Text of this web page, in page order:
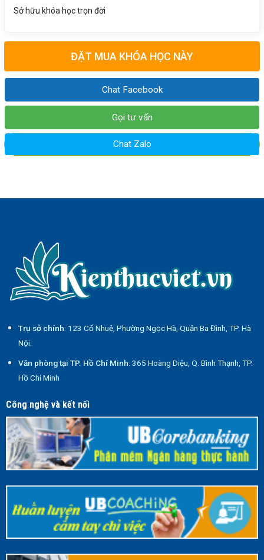
Sở hữu khóa học trọn đời
ĐẶT MUA KHÓA HỌC NÀY
Chat Facebook
Gọi tư vấn
Chat Zalo
Trụ sở chính: 123 Cổ Nhuệ, Phường Ngọc Hà, Quận Ba Đình, TP. Hà
Nội.
Văn phòng tại TP. Hồ Chí Minh: 365 Hoàng Diệu, Q. Bình Thạnh, TP.
Hồ Chí Minh
Công nghệ và kết nối